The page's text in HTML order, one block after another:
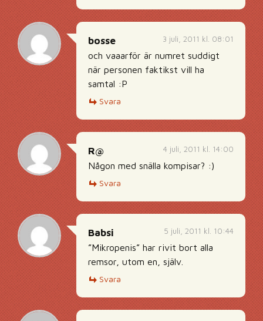
3 juli, 2011 kl. 08:01
bosse
och vaaarför är numret suddigt
när personen faktikst vill ha
samtal :P
Svara
4 juli, 2011 kl. 14:00
R@
Någon med snälla kompisar? :)
Svara
5 juli, 2011 kl. 10:44
Babsi
”Mikropenis” har rivit bort alla
remsor, utom en, själv.
Svara